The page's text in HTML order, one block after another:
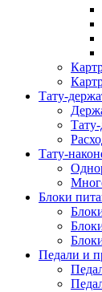
Тату-
Тату-
Блоки
Педали и